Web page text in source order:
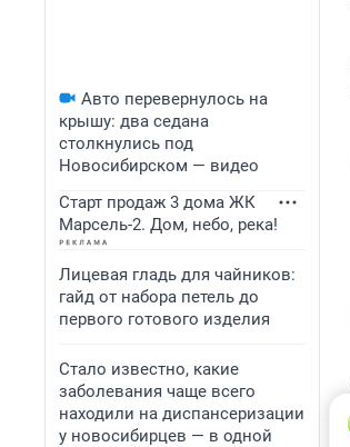
Авто перевернулось на
крышу: два седана
столкнулись под
Новосибирском — видео
Старт продаж 3 дома ЖК
Марсель-2. Дом, небо, река!
Лицевая гладь для чайников:
гайд от набора петель до
первого готового изделия
Стало известно, какие
заболевания чаще всего
находили на диспансеризации
у новосибирцев — в одной